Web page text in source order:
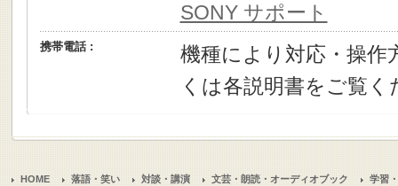
SONY サポート
携帯電話 :
機種により対応・操作
くは各説明書をご覧く
HOME 落語・笑い 対談・講演 文芸・朗読・オーディオブック 学習